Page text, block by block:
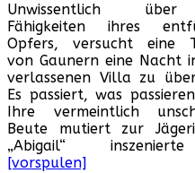
Unwissentlich
Fähigkeiten ihres
Opfers, versucht eine
von Gaunern eine Nacht
verlassenen Villa zu
Es passiert, was
Ihre vermeintlich
Beute mutiert zur
„Abigail“
[vorspulen]